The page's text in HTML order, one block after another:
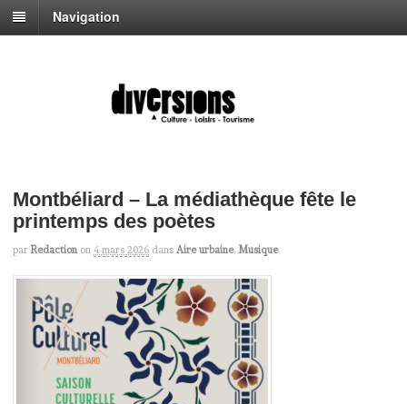
Navigation
Montbéliard – La médiathèque fête le
printemps des poètes
par Redaction on 4 mars 2026 dans Aire urbaine, Musique